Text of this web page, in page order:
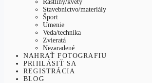
Rastliny/kvety
Stavebníctvo/materiály
Šport
Umenie
Veda/technika
Zvieratá
Nezaradené
NAHRAŤ FOTOGRAFIU
PRIHLÁSIŤ SA
REGISTRÁCIA
BLOG